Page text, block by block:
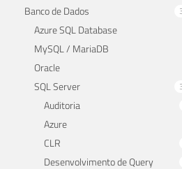
Banco de Dados
Azure SQL Database
MySQL / MariaDB
Oracle
SQL Server
Auditoria
Azure
CLR
Desenvolvimento de Query